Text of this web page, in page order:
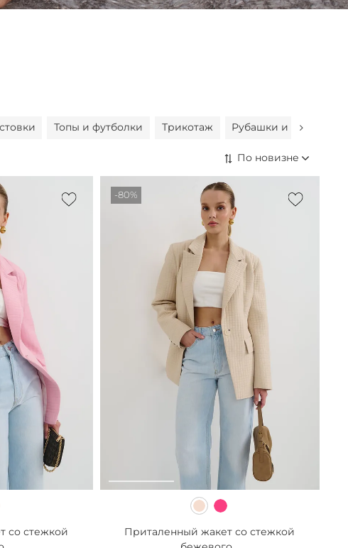
Топы и футболки Трикотаж Рубашки и блузы
со стежкой
-80%
Приталенный жакет со стежкой